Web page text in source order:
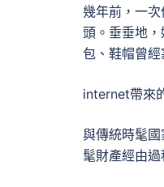
幾年前，一
頭。垂垂地
包、鞋帽曾經
internet帶來
與傳統時髦
髦財產經由